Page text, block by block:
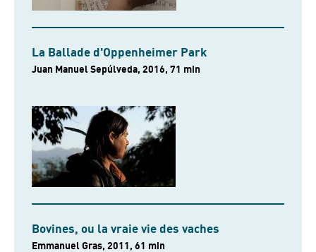
La Ballade d'Oppenheimer Park
Juan Manuel Sepúlveda, 2016, 71 min
Bovines, ou la vraie vie des vaches
Emmanuel Gras, 2011, 61 min